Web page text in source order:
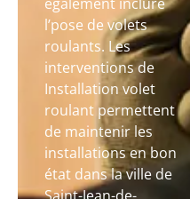
également inclure
l’pose de volets
roulants. Les
interventions de
Installation volet
roulant permettent
de maintenir les
installations en bon
état dans la ville de